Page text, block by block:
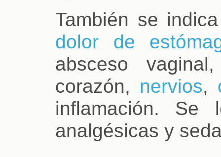
También se
dolor de
absceso
corazón, nervios,
inflamación. Se
analgésicas y